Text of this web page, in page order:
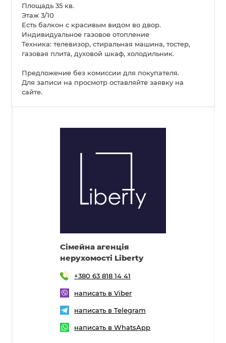
Площадь 35 кв.
Этаж 3/10
Есть балкон с красивым видом во двор.
Индивидуальное газовое отопление
Техника: телевизор, стиральная машина, тостер,
газовая плита, духовой шкаф, холодильник.
Предложение без комиссии для покупателя.
Для записи на просмотр оставляйте заявку на
сайте.
Cімейна агенція
нерухомості Liberty
+380 63 818 14 41
написать в Viber
написать в Telegram
написать в WhatsApp